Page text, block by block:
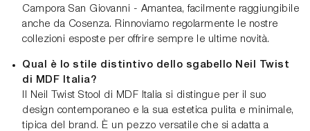
Campora San Giovanni - Amantea, facilmente raggiungibile
anche da Cosenza. Rinnoviamo regolarmente le nostre
collezioni esposte per offrire sempre le ultime novità.
Qual è lo stile distintivo dello sgabello Neil Twist
di MDF Italia?
Il Neil Twist Stool di MDF Italia si distingue per il suo
design contemporaneo e la sua estetica pulita e minimale,
tipica del brand. È un pezzo versatile che si adatta a